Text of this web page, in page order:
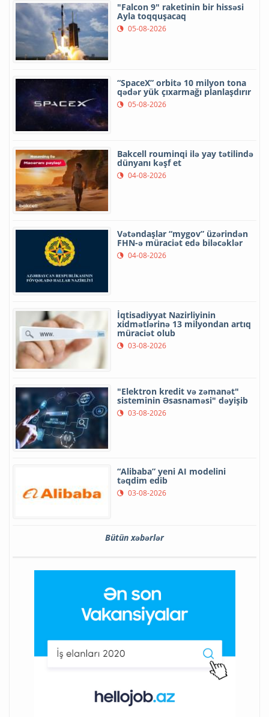
"Falcon 9" raketinin bir hissəsi
Ayla toqquşacaq
05-08-2026
“SpaceX” orbitə 10 milyon tona
qədər yük çıxarmağı planlaşdırır
05-08-2026
Bakcell rouminqi ilə yay tətilində
dünyanı kəşf et
04-08-2026
Vətəndaşlar “mygov” üzərindən
FHN-ə müraciət edə biləcəklər
04-08-2026
İqtisadiyyat Nazirliyinin
xidmətlərinə 13 milyondan artıq
müraciət olub
03-08-2026
"Elektron kredit və zəmanət"
sisteminin Əsasnaməsi" dəyişib
03-08-2026
“Alibaba” yeni AI modelini
təqdim edib
03-08-2026
Bütün xəbərlər